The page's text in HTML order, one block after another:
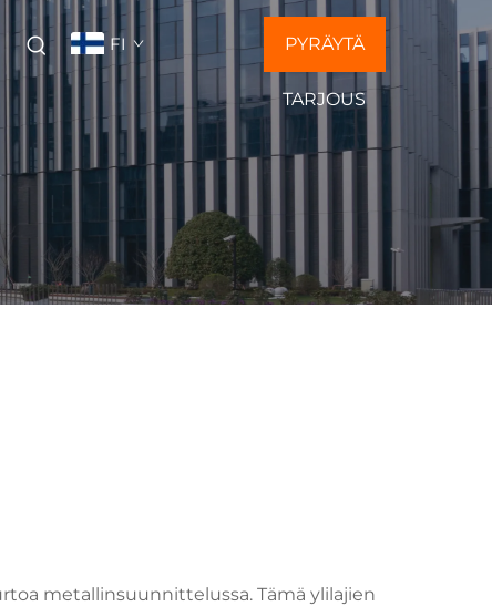
FI PYRÄYTÄ
TARJOUS
metallinsuunnittelussa. Tämä ylilajien